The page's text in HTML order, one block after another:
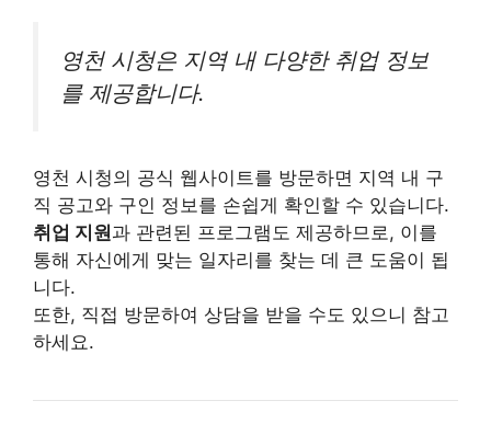
영천 시청은 지역 내 다양한 취업 정보
를 제공합니다.
영천 시청의 공식 웹사이트를 방문하면 지역 내 구
직 공고와 구인 정보를 손쉽게 확인할 수 있습니다.
취업 지원과 관련된 프로그램도 제공하므로, 이를
통해 자신에게 맞는 일자리를 찾는 데 큰 도움이 됩
니다.
또한, 직접 방문하여 상담을 받을 수도 있으니 참고
하세요.